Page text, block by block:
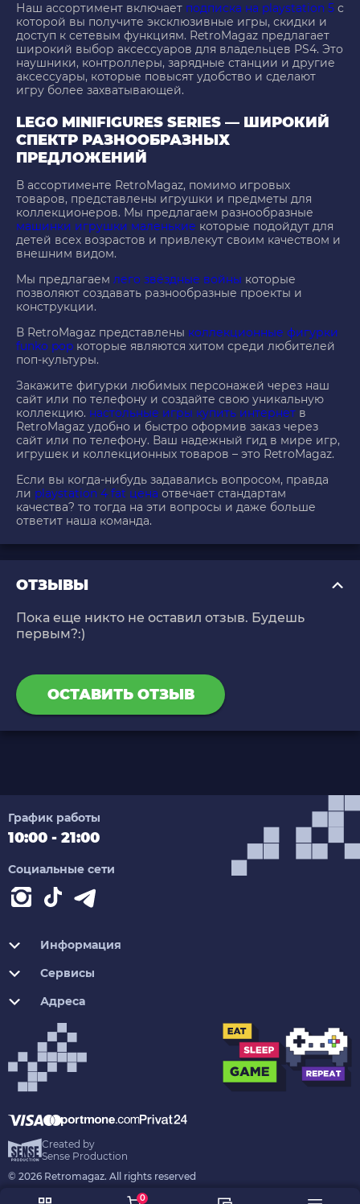
Наш ассортимент включает подписка на playstation 5 с
которой вы получите эксклюзивные игры, скидки и
доступ к сетевым функциям. RetroMagaz предлагает
широкий выбор аксессуаров для владельцев PS4. Это
наушники, контроллеры, зарядные станции и другие
аксессуары, которые повысят удобство и сделают
игру более захватывающей.
LEGO MINIFIGURES SERIES — ШИРОКИЙ
СПЕКТР РАЗНООБРАЗНЫХ
ПРЕДЛОЖЕНИЙ
В ассортименте RetroMagaz, помимо игровых
товаров, представлены игрушки и предметы для
коллекционеров. Мы предлагаем разнообразные
машинки игрушки маленькие которые подойдут для
детей всех возрастов и привлекут своим качеством и
внешним видом.
Мы предлагаем лего звёздные войны которые
позволяют создавать разнообразные проекты и
конструкции.
В RetroMagaz представлены коллекционные фигурки
funko pop которые являются хитом среди любителей
поп-культуры.
Закажите фигурки любимых персонажей через наш
сайт или по телефону и создайте свою уникальную
коллекцию. настольные игры купить интернет в
RetroMagaz удобно и быстро оформив заказ через
сайт или по телефону. Ваш надежный гид в мире игр,
игрушек и коллекционных товаров – это RetroMagaz.
Если вы когда-нибудь задавались вопросом, правда
ли playstation 4 fat цена отвечает стандартам
качества? то тогда на эти вопросы и даже больше
ответит наша команда.
ОТЗЫВЫ
Пока еще никто не оставил отзыв. Будешь
первым?:)
ОСТАВИТЬ ОТЗЫВ
График работы
10:00 - 21:00
Социальные сети
Информация
Сервисы
Адреса
Created by
Sense Production
© 2026 Retromagaz. All rights reserved
0